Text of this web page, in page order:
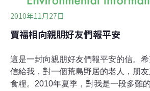
2010年11月27日
賈福相向親朋好友們報平安
這是一封向親朋好友們報平安的信。
信給我，對一個荒島野居的老人，朋
食糧。2010年夏季，對我是一段多難